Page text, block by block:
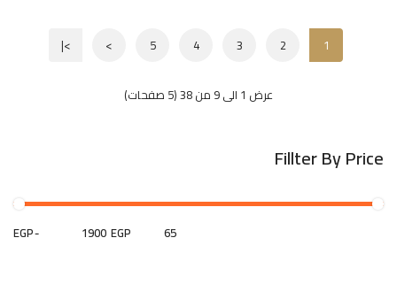
Fillter By Price
EGP- EGP
1
2
3
4
5
>
>|
عرض 1 الى 9 من 38 (5 صفحات)